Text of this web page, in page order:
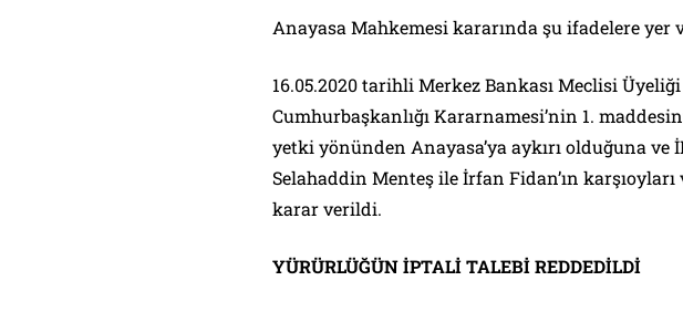
Anayasa Mahkemesi kararında şu ifadelere yer
16.05.2020 tarihli Merkez Bankası Meclisi
Cumhurbaşkanlığı Kararnamesi’nin 1.
yetki yönünden Anayasa’ya aykırı olduğuna ve
Selahaddin Menteş ile İrfan Fidan’ın karşıoyları
karar verildi.
YÜRÜRLÜĞÜN İPTALİ TALEBİ REDDEDİLDİ